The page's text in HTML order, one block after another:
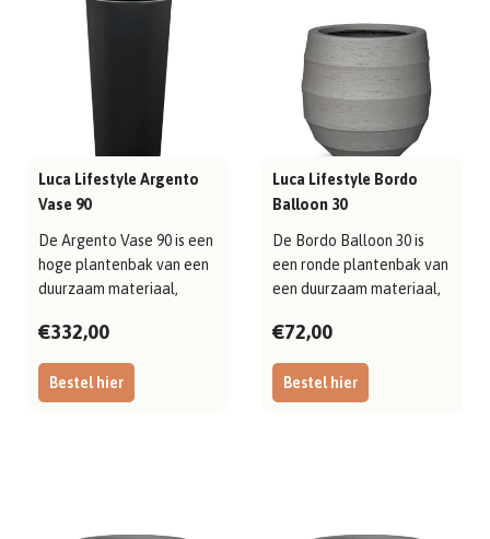
Luca Lifestyle Argento
Vase 90
De Argento Vase 90 is een
hoge plantenbak van een
duurzaam materiaal,
Bestel hier
€332,00
Luca Lifestyle Bordo
Balloon 30
De Bordo Balloon 30 is
een ronde plantenbak van
een duurzaam materiaal,
Bestel hier
€72,00